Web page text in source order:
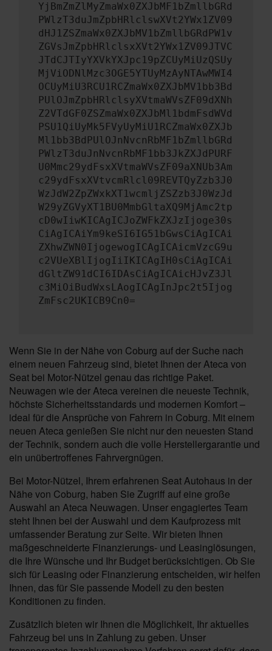
YjBmZmZlMyZmaWx0ZXJbMF1bZmllbGRd
PWlzT3duJmZpbHRlclswXVt2YWx1ZV09
dHJ1ZSZmaWx0ZXJbMV1bZmllbGRdPW1v
ZGVsJmZpbHRlclsxXVt2YWx1ZV09JTVC
JTdCJTIyYXVkYXJpc19pZCUyMiUzQSUy
MjViODNlMzc3OGE5YTUyMzAyNTAwMWI4
OCUyMiU3RCU1RCZmaWx0ZXJbMV1bb3Bd
PUlOJmZpbHRlclsyXVtmaWVsZF09dXNh
Z2VTdGF0ZSZmaWx0ZXJbMl1bdmFsdWVd
PSU1QiUyMk5FVyUyMiU1RCZmaWx0ZXJb
Ml1bb3BdPUlOJnNvcnRbMF1bZmllbGRd
PWlzT3duJnNvcnRbMF1bb3JkZXJdPURF
U0Mmc29ydFsxXVtmaWVsZF09aXNUb3Am
c29ydFsxXVtvcmRlcl09REVTQyZzb3J0
WzJdW2ZpZWxkXT1wcmljZSZzb3J0WzJd
W29yZGVyXT1BU0MmbGltaXQ9MjAmc2tp
cD0wIiwKICAgICJoZWFkZXJzIjoge30s
CiAgICAiYm9keSI6IG51bGwsCiAgICAi
ZXhwZWN0IjogewogICAgICAicmVzcG9u
c2VUeXBlIjogIiIKICAgIH0sCiAgICAi
dGltZW91dCI6IDAsCiAgICAicHJvZ3Jl
c3MiOiBudWxsLAogICAgInJpc2t5Ijog
ZmFsc2UKICB9Cn0=
Wenn Sie in der Nähe von Coburg auf der Suche nach
einem neuen Fahrzeug sind, bietet Ihnen der Ateca von
Seat bei Motor-Nützel genau das richtige Paket.
Neuwagen wie der Ateca vereinen die neueste Technik,
höchste Sicherheitsstandards und modernen Komfort –
ideal für die Ansprüche von Fahrern in Coburg. Mit einem
neuen Ateca genießen Sie nicht nur den neuesten Stand
der Technik, sondern auch die volle Herstellergarantie und
ein unübertroffenes Fahrvergnügen.
Bei Motor-Nützel, Ihrem erfahrenen Seat Autohaus in der
Nähe von Coburg, haben Sie Zugriff auf eine große
Auswahl an Ateca Neuwagen. Unser engagiertes Team
steht Ihnen bei der Auswahl und dem Kaufprozess mit
umfassender Beratung zur Seite. Wir bieten Ihnen
maßgeschneiderte Finanzierungs- und Leasinglösungen,
die Ihre Wünsche und Ihr Budget berücksichtigen. Ob Sie
sich für Leasing oder Finanzierung entscheiden, wir helfen
Ihnen, das für Sie passende Modell zu den besten
Konditionen zu finden.
Zusätzlich bieten wir Ihnen die Möglichkeit, Ihr aktuelles
Fahrzeug bei uns in Zahlung zu geben. Unser